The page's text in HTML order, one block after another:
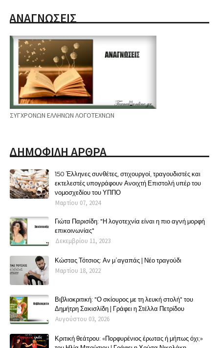
ΑΝΑΓΝΩΣΕΙΣ
ΣΥΓΧΡΟΝΩΝ ΕΛΛΗΝΩΝ ΛΟΓΟΤΕΧΝΩΝ
ΔΗΜΟΦΙΛΗ ΑΡΘΡΑ
150 Έλληνες συνθέτες, στιχουργοί, τραγουδιστές και
εκτελεστές υπογράφουν Ανοιχτή Επιστολή υπέρ του
νομοσχεδίου του ΥΠΠΟ
Μαρτίου 07, 2024
Γιώτα Παρισίδη: "Η λογοτεχνία είναι η πιο αγνή μορφή
επικοινωνίας"
Δεκεμβρίου 11, 2023
Κώστας Τότσιος: Αν μ΄αγαπάς | Νέο τραγούδι
Μαρτίου 18, 2022
Βιβλιοκριτική: "Ο σκίουρος με τη λευκή στολή" του
Δημήτρη Σακισλίδη | Γράφει η Στέλλα Πετρίδου
Αυγούστου 03, 2026
Κριτική θεάτρου: «Πορφυρένιος έρωτας ή μήπως όχι;»